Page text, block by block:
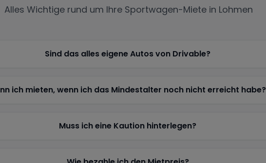
Alles Wichtige rund um Ihre Sportwagen-Miete in Lohmen
Sind das alles eigene Autos von Drivable?
ich mieten, wenn ich das Mindestalter noch nicht erreicht habe?
Muss ich eine Kaution hinterlegen?